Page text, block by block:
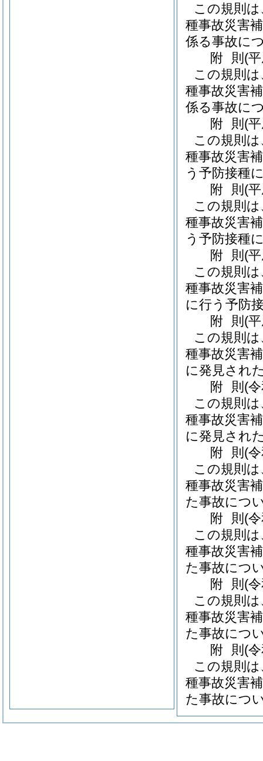
この規則
種事故災害
係る事故に
附 則 (
この規則
種事故災害
係る事故に
附 則 (
この規則
種事故災害
う予防接種
附 則 (
この規則
種事故災害
う予防接種
附 則 (
この規則
種事故災害
に行う予防
附 則 (
この規則
種事故災害
に発見され
附 則 (
この規則
種事故災害
に発見され
附 則 (
この規則
種事故災害
た事故につ
附 則 (
この規則
種事故災害
た事故につ
附 則 (
この規則
種事故災害
た事故につ
附 則 (
この規則
種事故災害
た事故につ